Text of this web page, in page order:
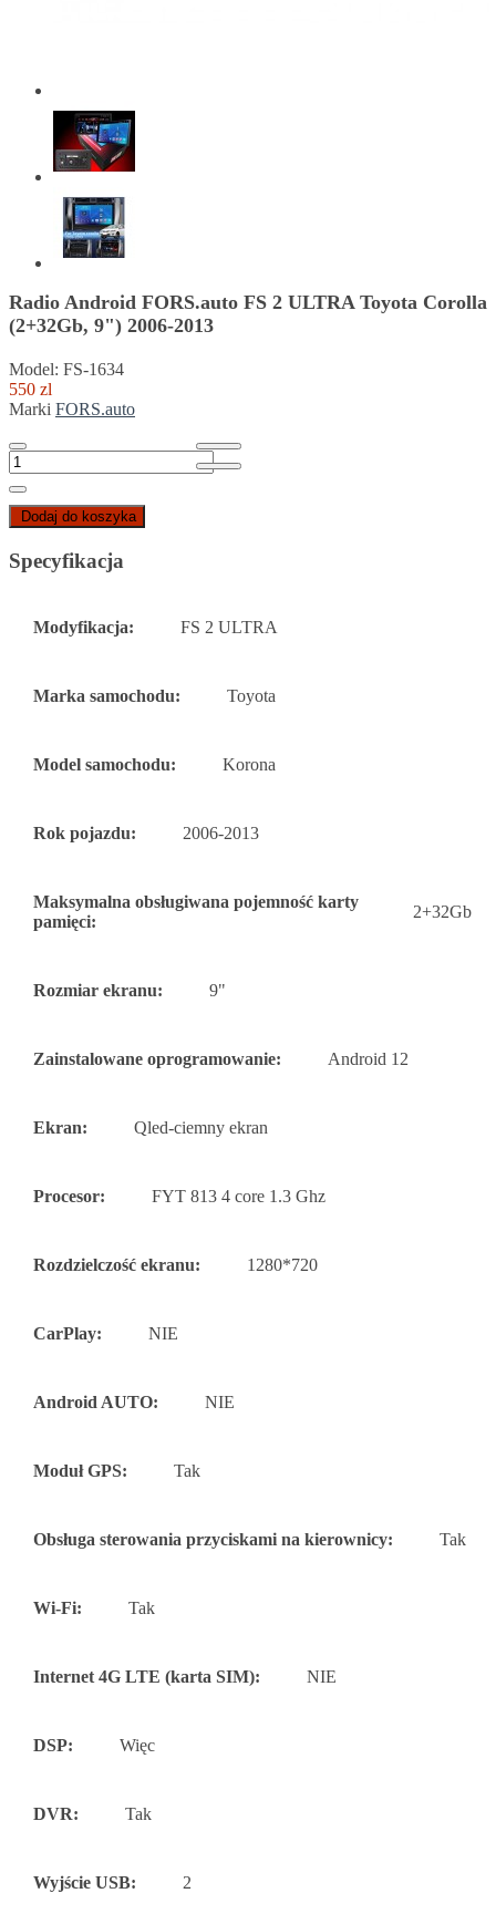
Radio Android FORS.auto FS 2 ULTRA Toyota Corolla
(2+32Gb, 9") 2006-2013
Model: FS-1634
550 zl
Marki FORS.auto
Dodaj do koszyka
Specyfikacja
Modyfikacja: FS 2 ULTRA
Marka samochodu: Toyota
Model samochodu: Korona
Rok pojazdu: 2006-2013
Maksymalna obsługiwana pojemność karty
pamięci:
2+32Gb
Rozmiar ekranu: 9"
Zainstalowane oprogramowanie: Android 12
Ekran: Qled-ciemny ekran
Procesor: FYT 813 4 core 1.3 Ghz
Rozdzielczość ekranu: 1280*720
CarPlay: NIE
Android AUTO: NIE
Moduł GPS: Tak
Obsługa sterowania przyciskami na kierownicy: Tak
Wi-Fi: Tak
Internet 4G LTE (karta SIM): NIE
DSP: Więc
DVR: Tak
Wyjście USB: 2